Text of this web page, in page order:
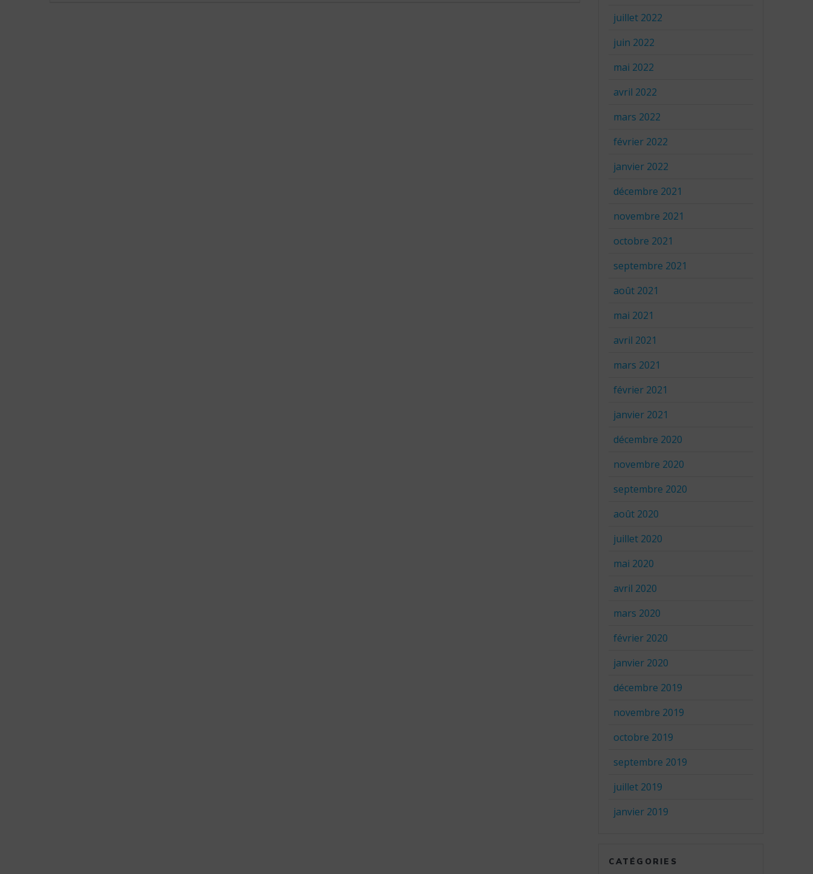
juillet 2022
juin 2022
mai 2022
avril 2022
mars 2022
février 2022
janvier 2022
décembre 2021
novembre 2021
octobre 2021
septembre 2021
août 2021
mai 2021
avril 2021
mars 2021
février 2021
janvier 2021
décembre 2020
novembre 2020
septembre 2020
août 2020
juillet 2020
mai 2020
avril 2020
mars 2020
février 2020
janvier 2020
décembre 2019
novembre 2019
octobre 2019
septembre 2019
juillet 2019
janvier 2019
CATÉGORIES